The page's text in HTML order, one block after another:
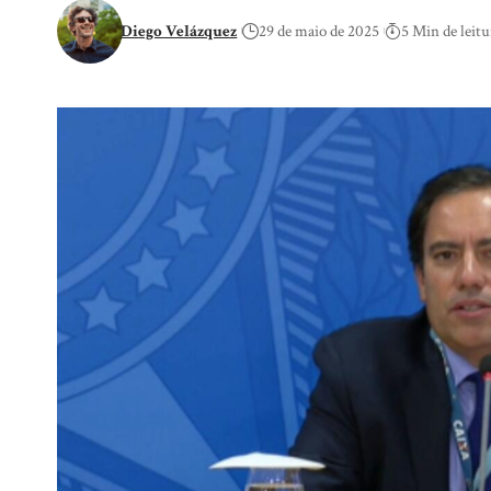
Diego Velázquez 29 de maio de 2025 5 Min de